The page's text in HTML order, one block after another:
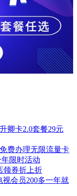
卿卡2.0套餐29元
费办理无限流量卡
限时活动
领券折上折
视会员200多一年就